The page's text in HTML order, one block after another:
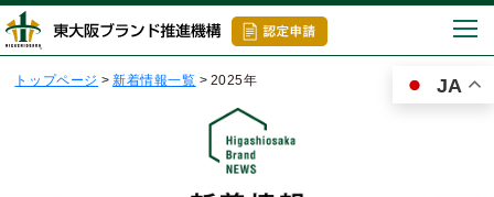
JA
トップページ >新着情報一覧 > 2025年